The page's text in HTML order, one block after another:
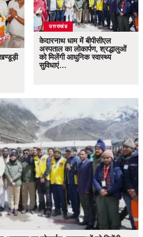
उत्तराखंड
केदारनाथ धाम में बीपीसीएल
अस्पताल का लोकार्पण, श्रद्धालुओं
को मिलेंगी आधुनिक स्वास्थ्य
सुविधाएं…